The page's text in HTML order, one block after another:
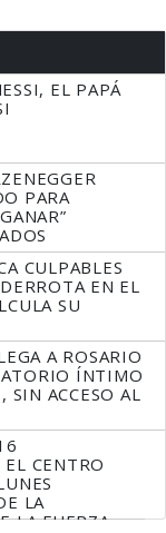
EL PAPÁ
PARA
CULPABLES
EN EL
SU
A ROSARIO
ÍNTIMO
SIN ACCESO AL
CENTRO
LA
LA FUERZA